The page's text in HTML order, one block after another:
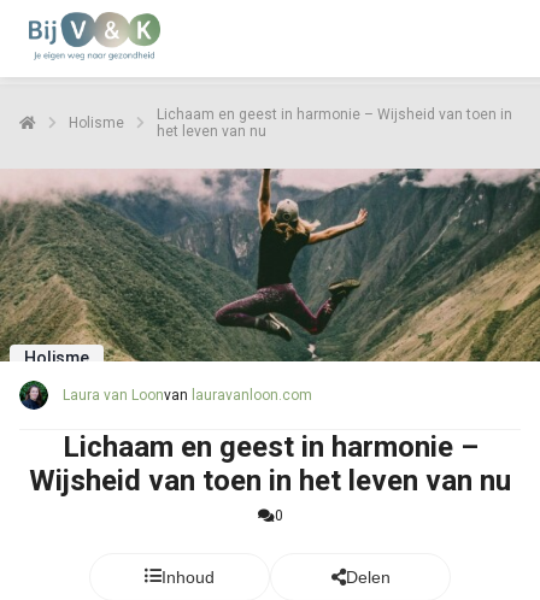
Holisme
Lichaam en geest in harmonie – Wijsheid van toen in
het leven van nu
Holisme
Laura van Loonvan lauravanloon.com
Lichaam en geest in harmonie –
Wijsheid van toen in het leven van nu
0
Inhoud Delen